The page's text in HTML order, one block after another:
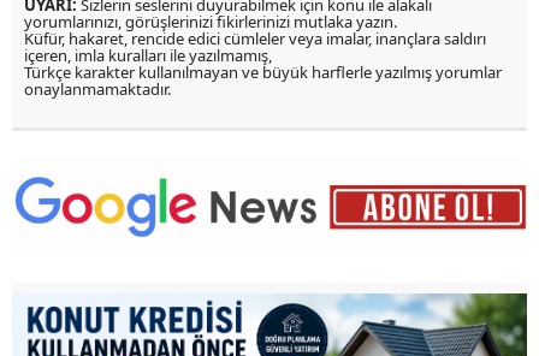
UYARI: Sizlerin seslerini duyurabilmek için konu ile alakalı
yorumlarınızı, görüşlerinizi fikirlerinizi mutlaka yazın.
Küfür, hakaret, rencide edici cümleler veya imalar, inançlara saldırı
içeren, imla kuralları ile yazılmamış,
Türkçe karakter kullanılmayan ve büyük harflerle yazılmış yorumlar
onaylanmamaktadır.